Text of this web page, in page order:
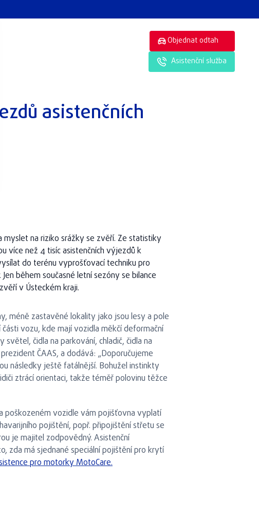
Objednat odtah
Asistenční služba
asistenčních
na riziko srážky se zvěří. Ze statistiky
více než 4 tisíc asistenčních výjezdů k
do terénu vyprošťovací techniku pro
během současné letní sezóny se bilance
v Ústeckém kraji.
méně zastavěné lokality jako jsou lesy a pole
vozu, kde mají vozidla měkčí deformační
čidla na parkování, chladič, čidla na
ČAAS, a dodává: „Doporučujeme
následky ještě fatálnější. Bohužel instinkty
ztrácí orientaci, takže téměř polovinu těžce
poškozeném vozidle vám pojišťovna vyplatí
pojištění, popř. připojištění střetu se
je majitel zodpovědný. Asistenční
zda má sjednané speciální pojištění pro krytí
pro motorky MotoCare.